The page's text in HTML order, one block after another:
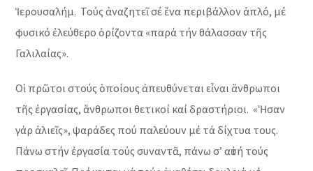
Ἱερουσαλήμ. Τούς ἀναζητεῖ σέ ἕνα περιβάλλον ἁπλό, μέ
φυσικό ἐλεύθερο ὁρίζοντα «παρά τήν θάλασσαν τῆς
Γαλιλαίας».
Οἱ πρῶτοι στούς ὁποίους ἀπευθύνεται εἶναι ἄνθρωποι
τῆς ἐργασίας, ἄνθρωποι θετικοί καί δραστήριοι. «Ἦσαν
γάρ ἁλιεῖς», ψαράδες πού παλεύουν μέ τά δίχτυα τους.
Πάνω στήν ἐργασία τούς συναντᾶ, πάνω σ’ αὐτή τούς